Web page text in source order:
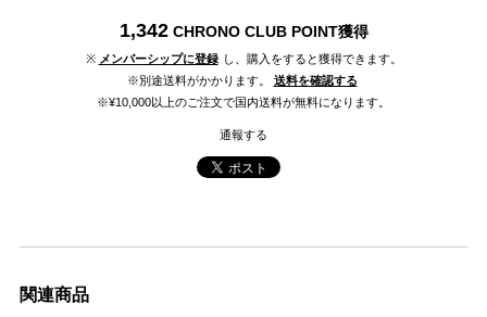
1,342 CHRONO CLUB POINT獲得
※ メンバーシップに登録 し、購入をすると獲得できます。
※別途送料がかかります。
送料を確認する
※¥10,000以上のご注文で国内送料が無料になります。
通報する
関連商品